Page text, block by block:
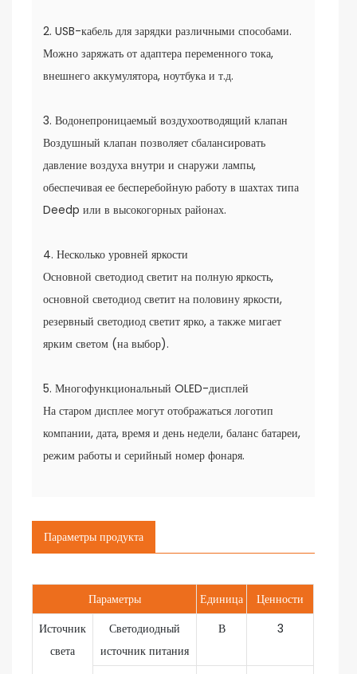
2. USB-кабель для зарядки различными способами.
Можно заряжать от адаптера переменного тока,
внешнего аккумулятора, ноутбука и т.д.
3. Водонепроницаемый воздухоотводящий клапан
Воздушный клапан позволяет сбалансировать
давление воздуха внутри и снаружи лампы,
обеспечивая ее бесперебойную работу в шахтах типа
Deedp или в высокогорных районах.
4. Несколько уровней яркости
Основной светодиод светит на полную яркость,
основной светодиод светит на половину яркости,
резервный светодиод светит ярко, а также мигает
ярким светом (на выбор).
5. Многофункциональный OLED-дисплей
На старом дисплее могут отображаться логотип
компании, дата, время и день недели, баланс батареи,
режим работы и серийный номер фонаря.
Параметры продукта
Параметры Единица
Ценности
Источник
света
Светодиодный
источник питания
В 3